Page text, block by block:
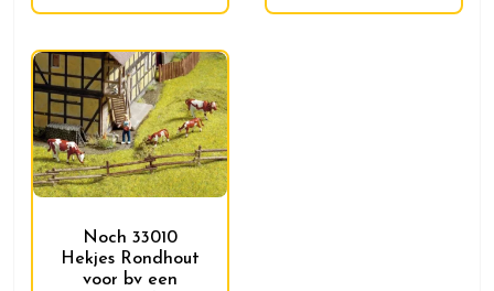
Noch 33010
Hekjes Rondhout
voor bv een